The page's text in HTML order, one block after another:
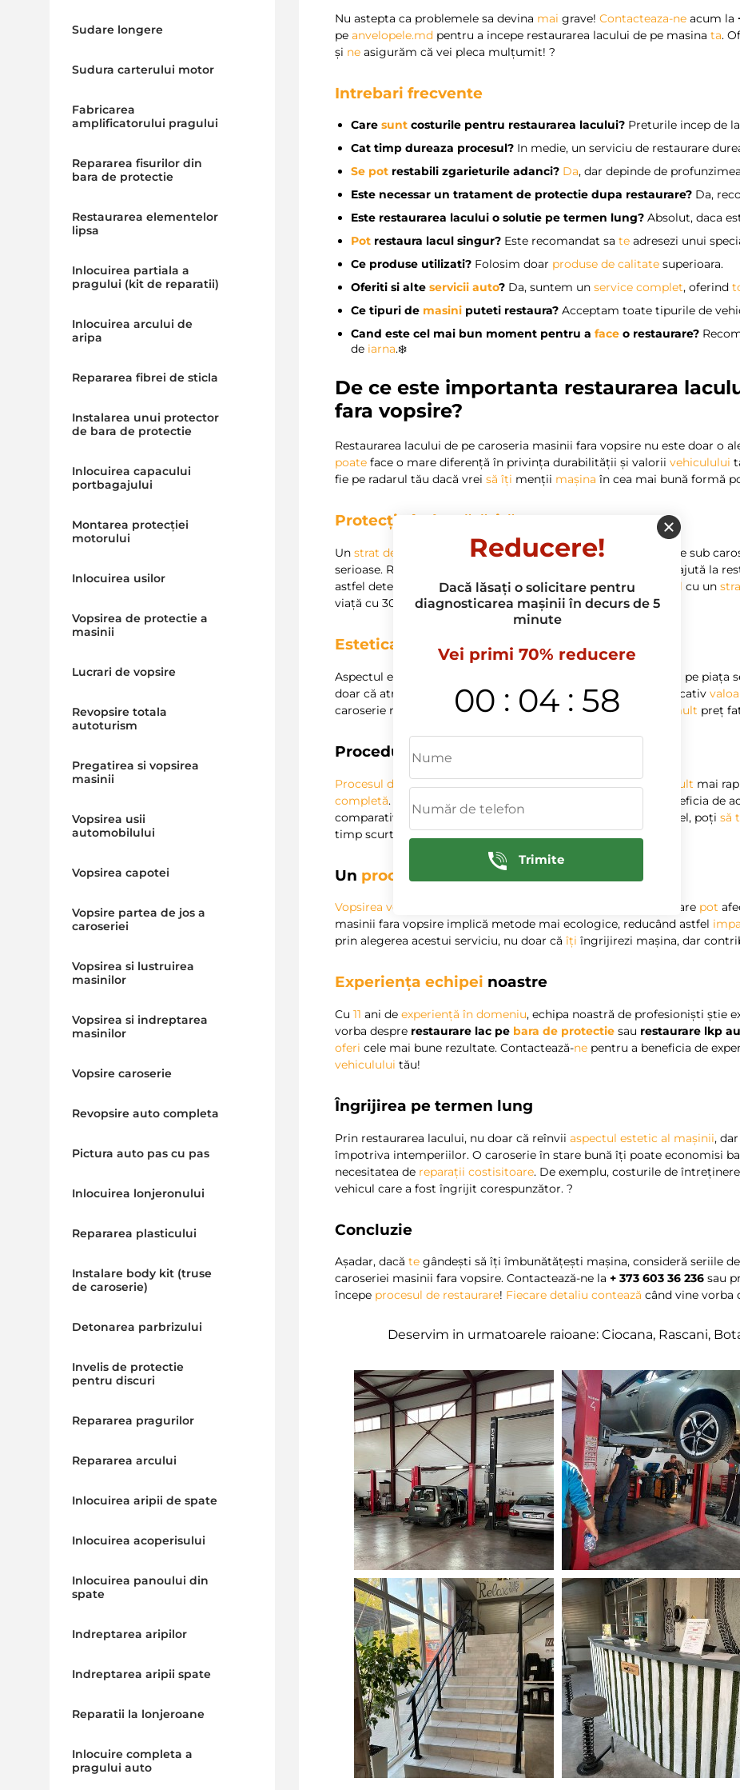
Sudare longere
Sudura carterului motor
Fabricarea
amplificatorului pragului
Repararea fisurilor din
bara de protectie
Restaurarea elementelor
lipsa
Inlocuirea partiala a
pragului (kit de reparatii)
Inlocuirea arcului de
aripa
Repararea fibrei de sticla
Instalarea unui protector
de bara de protectie
Inlocuirea capacului
portbagajului
Montarea protecției
motorului
Inlocuirea usilor
Vopsirea de protectie a
masinii
Lucrari de vopsire
Revopsire totala
autoturism
Pregatirea si vopsirea
masinii
Vopsirea usii
automobilului
Vopsirea capotei
Vopsire partea de jos a
caroseriei
Vopsirea si lustruirea
masinilor
Vopsirea si indreptarea
masinilor
Vopsire caroserie
Revopsire auto completa
Pictura auto pas cu pas
Inlocuirea lonjeronului
Repararea plasticului
Instalare body kit (truse
de caroserie)
Detonarea parbrizului
Invelis de protectie
pentru discuri
Repararea pragurilor
Repararea arcului
Inlocuirea aripii de spate
Inlocuirea acoperisului
Inlocuirea panoului din
spate
Indreptarea aripilor
Indreptarea aripii spate
Reparatii la lonjeroane
Inlocuire completa a
pragului auto
Nu astepta ca problemele sa devina mai grave!Contacteaza-ne acum la
peanvelopele.md pentru a incepe restaurarea lacului de pe masinata.
și ne asigurăm că vei pleca mulțumit! ?️
Intrebari frecvente
Caresunt costurile pentru restaurarea lacului? Preturile incep de
Cat timp dureaza procesul? In medie, un serviciu de restaurare
Se pot restabili zgarieturile adanci? Da, dar depinde de
Este necessar un tratament de protectie dupa restaurare? Da,
Este restaurarea lacului o solutie pe termen lung? Absolut, daca
Pot restaura lacul singur? Este recomandat sate adresezi unui
Ce produse utilizati? Folosim doar produse de calitate superioara.
Oferiti si alteservicii auto? Da, suntem unservice complet, oferind
Ce tipuri de masini puteti restaura? Acceptam toate tipurile de
Cand este cel mai bun moment pentru aface o restaurare?
de iarna.❄️
De ce este importanta restaurarea
fara vopsire?
Restaurarea lacului de pe caroseria masinii fara vopsire nu este doar o
poate face o mare diferență în privința durabilității și valoriivehiculului
fie pe radarul tău dacă vreisă îți menții mașina în cea mai bună formă
Protecție îmbunătățită
Unstrat de lac deterioratpoateduce la expunerea metalului de sub
serioase. Restaurarea lacului al caroseriei masinii fara vopsire ajută la
astfel deteriorarea pe termen lung.Seestimează că un vehicul cu un
viață cu 30% mai mare comparativ cu unul cu lac deteriorat.
Estetica valoarea de revânzare
Aspectul exterior al joacă un rol crucial în evaluarea sa pe piața
doar că atrage priviri admirative, dar poate
săcrească semnificativ
caroserie restaurată corect poate obține cu până la
mult preț
Procedura simplă și rapidă
Procesul de restaurarea lacului fără vopsire este, de obicei, mult mai
completă. Plimbarea mașinii tale la un specialist pentru a beneficia de
comparativ cu zilele necesare pentru o
. Astfel, poțisă
timp scurt. ⏱️
Un proces ecologic
Vopsirea vehiculului implică utilizarea de substanțe chimice care pot
masinii fara vopsire implică metode mai ecologice, reducând astfel
prin alegerea acestui serviciu, nu doar căîți îngrijirezi mașina, dar
Experiența echipei noastre
Cu11 ani deexperiență în domeniu, echipa noastră de profesioniști știe
vorba despre restaurare lac pe bara de protectie sau restaurare lkp
oferi cele mai bune rezultate. Contactează-ne pentru a beneficia de
vehiculului tău!
Îngrijirea pe termen lung
Prin restaurarea lacului, nu doar că reînviiaspectul estetic al mașinii,
împotriva intemperiilor. O caroserie în stare bună îți poate economisi
necesitatea de reparații costisitoare. De exemplu, costurile de
vehicul care a fost îngrijit corespunzător. ?
Concluzie
Așadar, dacăte gândești să îți îmbunătățești mașina, consideră seriile
caroseriei masinii fara vopsire. Contactează-ne la+ 373 603 36 236 sau
începe procesul de restaurare! Fiecare detaliu contează când vine vorba
Deservim in urmatoarele raioane: Ciocana, Rascani,
Reducere!
Dacă lăsați o solicitare pentru
diagnosticarea mașinii în decurs de 5
minute
Vei primi 70% reducere
00 : 04 : 57
Trimite